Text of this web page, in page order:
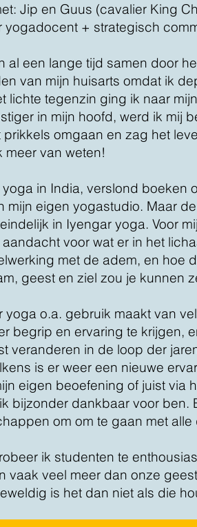
Jip en Guus (cavalier King
yogadocent + strategisch
al een lange tijd samen door
van mijn huisarts omdat ik
lichte tegenzin ging ik naar
in mijn hoofd, werd ik mij
prikkels omgaan en zag het
meer van weten!
in India, verslond boeken
mijn eigen yogastudio. Maar
in Iyengar yoga. Voor
voor wat er in het
met de adem, en hoe
geest en ziel zou je kunnen
yoga o.a. gebruik maakt van
begrip en ervaring te krijgen,
veranderen in de loop der
is er weer een nieuwe
eigen beoefening of juist via
bijzonder dankbaar voor ben.
om om te gaan met alle
ik studenten te
vaak veel meer dan onze
is het dan niet als die